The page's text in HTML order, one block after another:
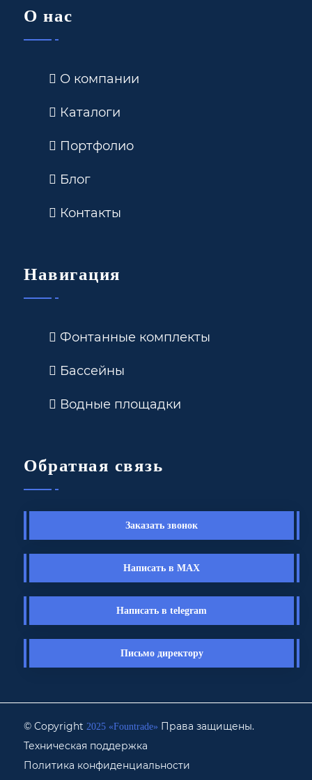
О нас
О компании
Каталоги
Портфолио
Блог
Контакты
Навигация
Фонтанные комплекты
Бассейны
Водные площадки
Обратная связь
Заказать звонок
Написать в MAX
Написать в telegram
Письмо директору
© Copyright2025 «Fоuntrade» Права защищены.
Техническая поддержка
Политика конфиденциальности